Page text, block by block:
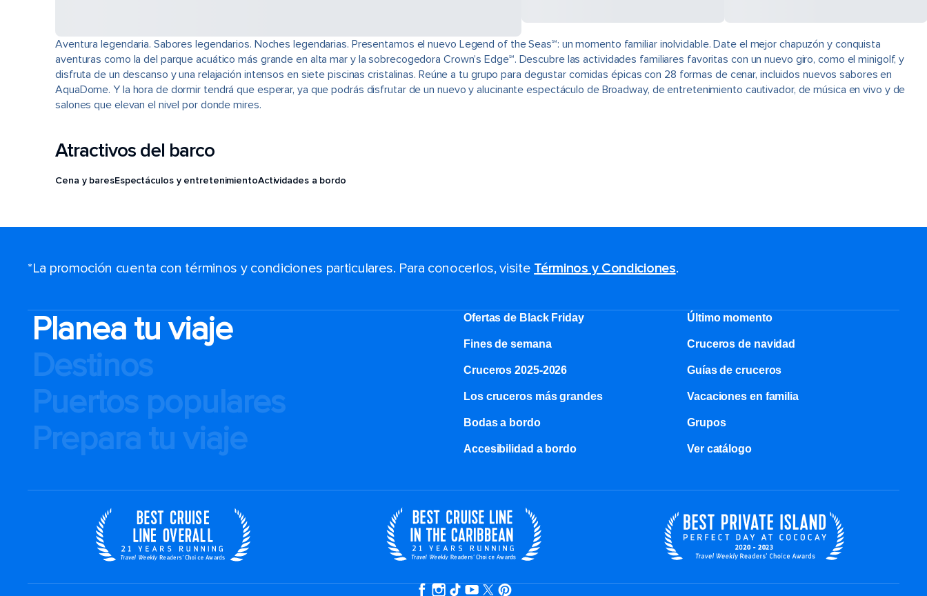
Aventura legendaria. Sabores legendarios. Noches legendarias. Presentamos el nuevo Legend of the Seas℠: un momento familiar inolvidable. Date el mejor chapuzón y conquista
aventuras como la del parque acuático más grande en alta mar y la sobrecogedora Crown’s Edge℠. Descubre las actividades familiares favoritas con un nuevo giro, como el minigolf, y
disfruta de un descanso y una relajación intensos en siete piscinas cristalinas. Reúne a tu grupo para degustar comidas épicas con 28 formas de cenar, incluidos nuevos sabores en
AquaDome. Y la hora de dormir tendrá que esperar, ya que podrás disfrutar de un nuevo y alucinante espectáculo de Broadway, de entretenimiento cautivador, de música en vivo y de
salones que elevan el nivel por donde mires.
Atractivos del barco
Cena y baresEspectáculos y entretenimientoActividades a bordo
*La promoción cuenta con términos y condiciones particulares. Para conocerlos, visite Términos y Condiciones.
Planea tu viaje
Destinos
Puertos populares
Prepara tu viaje
Ofertas de Black Friday Último momento
Fines de semana Cruceros de navidad
Cruceros 2025-2026 Guías de cruceros
Los cruceros más grandes Vacaciones en familia
Bodas a bordo Grupos
Accesibilidad a bordo Ver catálogo